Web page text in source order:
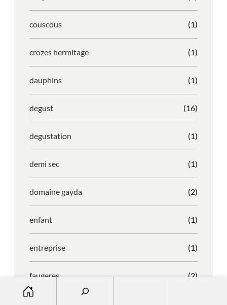
couscous (1)
crozes hermitage (1)
dauphins (1)
degust (16)
degustation (1)
demi sec (1)
domaine gayda (2)
enfant (1)
entreprise (1)
faugeres (2)